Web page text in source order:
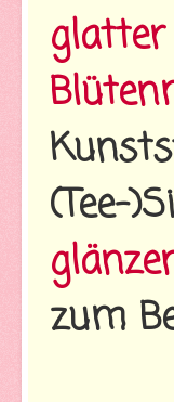
glatter
(Tee-
zum